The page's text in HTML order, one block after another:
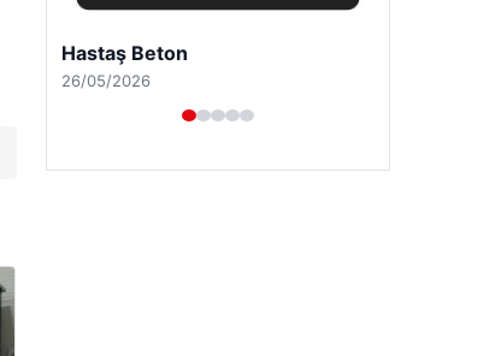
Prenses Night Club
29/04/2026